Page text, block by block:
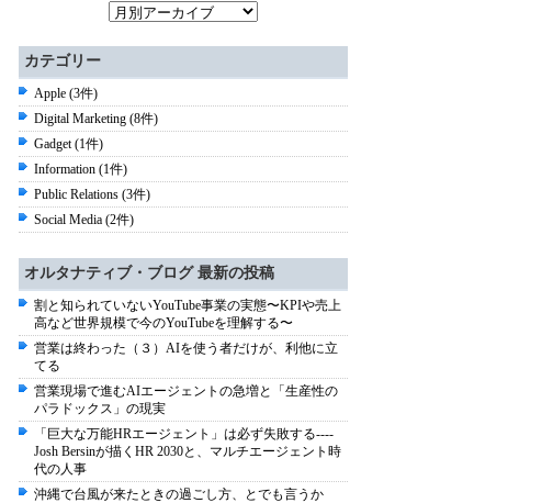
カテゴリー
Apple (3件)
Digital Marketing (8件)
Gadget (1件)
Information (1件)
Public Relations (3件)
Social Media (2件)
オルタナティブ・ブログ 最新の投稿
割と知られていないYouTube事業の実態〜KPIや売上
高など世界規模で今のYouTubeを理解する〜
営業は終わった（３）AIを使う者だけが、利他に立
てる
営業現場で進むAIエージェントの急増と「生産性の
パラドックス」の現実
「巨大な万能HRエージェント」は必ず失敗する----
Josh Bersinが描くHR 2030と、マルチエージェント時
代の人事
沖縄で台風が来たときの過ごし方、とでも言うか